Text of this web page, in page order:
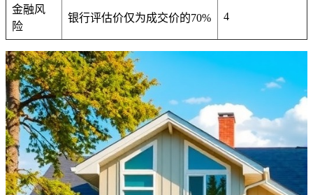
金融风
险
银行评估价仅为成交价的70% 4